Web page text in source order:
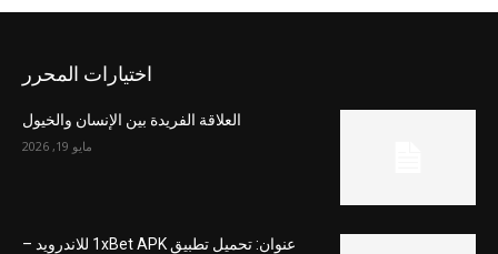
اختيارات المحرر
العلاقة الفريدة بين الإنسان والخيول
مايو 19, 2026
عنوان: تحميل تطبيق 1xBet APK للاندرويد –